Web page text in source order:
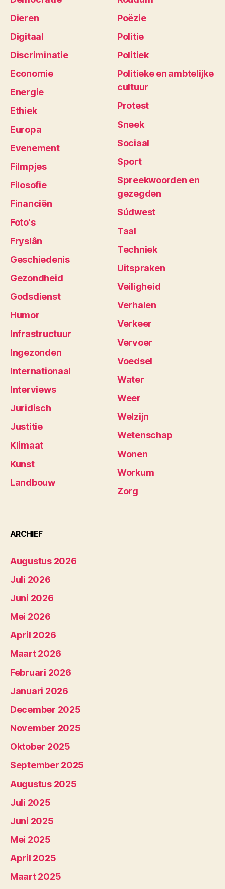
Dieren
Digitaal
Discriminatie
Economie
Energie
Ethiek
Europa
Evenement
Filmpjes
Filosofie
Financiën
Foto's
Fryslân
Geschiedenis
Gezondheid
Godsdienst
Humor
Infrastructuur
Ingezonden
Internationaal
Interviews
Juridisch
Justitie
Klimaat
Kunst
Landbouw
Poëzie
Politie
Politiek
Politieke en ambtelijke
cultuur
Protest
Sneek
Sociaal
Sport
Spreekwoorden en
gezegden
Súdwest
Taal
Techniek
Uitspraken
Veiligheid
Verhalen
Verkeer
Vervoer
Voedsel
Water
Weer
Welzijn
Wetenschap
Wonen
Workum
Zorg
ARCHIEF
Augustus 2026
Juli 2026
Juni 2026
Mei 2026
April 2026
Maart 2026
Februari 2026
Januari 2026
December 2025
November 2025
Oktober 2025
September 2025
Augustus 2025
Juli 2025
Juni 2025
Mei 2025
April 2025
Maart 2025